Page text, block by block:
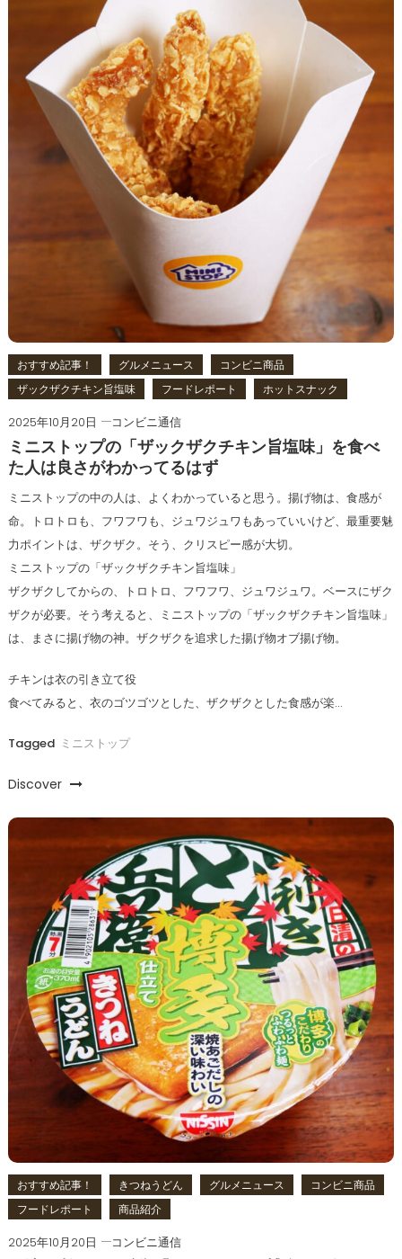
おすすめ記事！ グルメニュース
コンビニ商品
ザックザクチキン旨塩味
フードレポート ホットスナック
2025年10月20日
コンビニ通信
ミニストップの「ザックザクチキン旨塩味」を食べ
た人は良さがわかってるはず
ミニストップの中の人は、よくわかっていると思う。揚げ物は、食感が
命。トロトロも、フワフワも、ジュワジュワもあっていいけど、最重要魅
力ポイントは、ザクザク。そう、クリスピー感が大切。
ミニストップの「ザックザクチキン旨塩味」
ザクザクしてからの、トロトロ、フワフワ、ジュワジュワ。ベースにザク
ザクが必要。そう考えると、ミニストップの「ザックザクチキン旨塩味」
は、まさに揚げ物の神。ザクザクを追求した揚げ物オブ揚げ物。
チキンは衣の引き立て役
食べてみると、衣のゴツゴツとした、ザクザクとした食感が楽…
Tagged ミニストップ
Discover
おすすめ記事！ きつねうどん グルメニュース
コンビニ商品
フードレポート
商品紹介
2025年10月20日
コンビニ通信